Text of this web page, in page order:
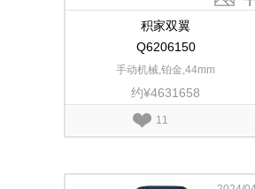
积家双翼
Q6206150
手动机械,铂金,44mm
约¥4631658
11